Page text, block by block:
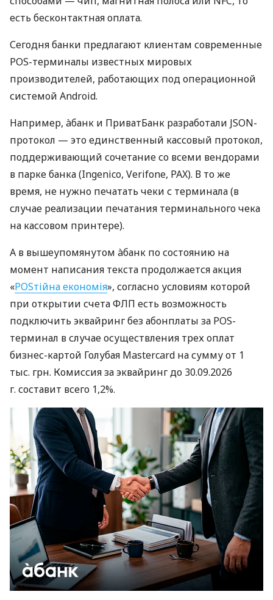
есть бесконтактная оплата.
Сегодня банки предлагают клиентам современные
POS-терминалы известных мировых
производителей, работающих под операционной
системой Android.
Например, àбанк и ПриватБанк разработали JSON-
протокол — это единственный кассовый протокол,
поддерживающий сочетание со всеми вендорами
в парке банка (Ingenico, Verifone, PAX). В то же
время, не нужно печатать чеки с терминала (в
случае реализации печатания терминального чека
на кассовом принтере).
А в вышеупомянутом àбанк по состоянию на
момент написания текста продолжается акция
«POSтійна економія», согласно условиям которой
при открытии счета ФЛП есть возможность
подключить эквайринг без абонплаты за POS-
терминал в случае осуществления трех оплат
бизнес-картой Голубая Mastercard на сумму от 1
тыс. грн. Комиссия за эквайринг до 30.09.2026
г. составит всего 1,2%.